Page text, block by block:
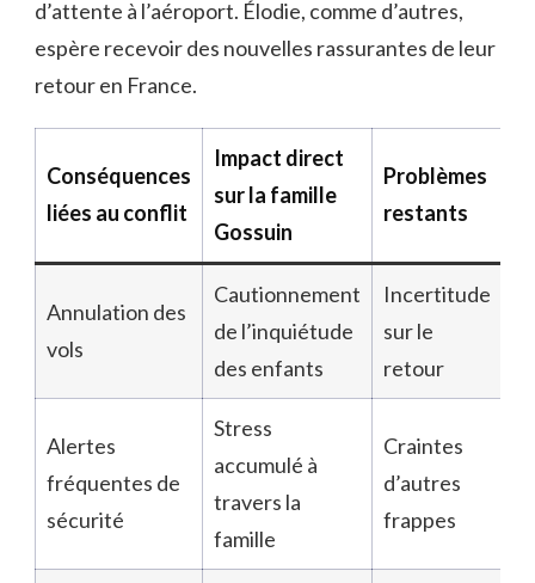
d’attente à l’aéroport. Élodie, comme d’autres,
espère recevoir des nouvelles rassurantes de leur
retour en France.
Conséquences
liées au conflit
Impact direct
sur la famille
Gossuin
Problèmes
restants
Annulation des
vols
Cautionnement
de l’inquiétude
des enfants
Incertitude
sur le
retour
Alertes
fréquentes de
sécurité
Stress
accumulé à
travers la
famille
Craintes
d’autres
frappes